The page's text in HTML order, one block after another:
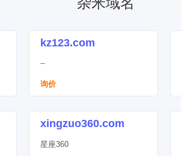
kz123.com
--
询价
xingzuo360.com
星座360